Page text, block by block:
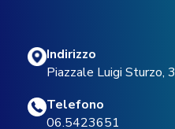
Indirizzo
Piazzale Luigi Sturzo,
Telefono
06.5423651